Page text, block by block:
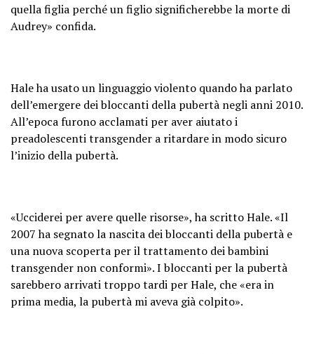
quella figlia perché un figlio significherebbe la morte di
Audrey» confida.
Hale ha usato un linguaggio violento quando ha parlato
dell’emergere dei bloccanti della pubertà negli anni 2010.
All’epoca furono acclamati per aver aiutato i
preadolescenti transgender a ritardare in modo sicuro
l’inizio della pubertà.
«Ucciderei per avere quelle risorse», ha scritto Hale. «Il
2007 ha segnato la nascita dei bloccanti della pubertà e
una nuova scoperta per il trattamento dei bambini
transgender non conformi». I bloccanti per la pubertà
sarebbero arrivati ​​​​troppo tardi per Hale, che «era in
prima media, la pubertà mi aveva già colpito».